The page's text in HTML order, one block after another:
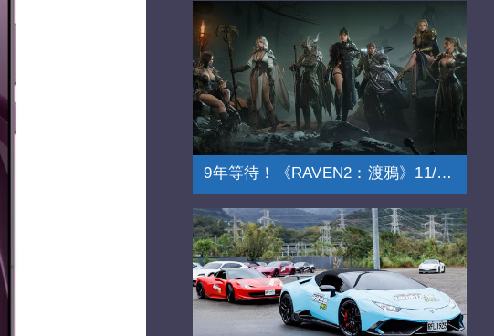
9年等待！《RAVEN2：渡鴉》11/20上市